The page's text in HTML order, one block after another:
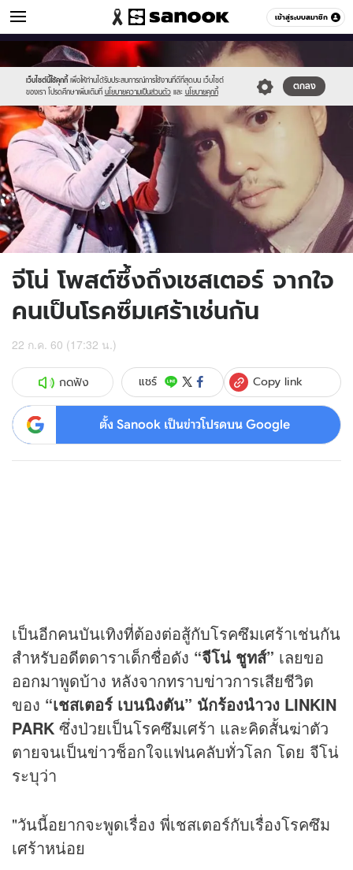
เข้าสู่ระบบสมาชิก
ข่าวบันเทิง หมวดอื่นๆ
เว็บไซต์นี้ใช้คุกกี้ เพื่อให้ท่านได้รับประสบการณ์การใช้งานที่ดีที่สุดบน เว็บไซต์
ของเรา โปรดศึกษาเพิ่มเติมที่ นโยบายความเป็นส่วนตัว และ นโยบายคุกกี้
ตกลง
Sanook
//s.isanook.com/sr/0/images/logo-
new-
sanook.png
600
//s.isanook.com/ns/0/ud/572/2863834/12.jpg
จีโน่ โพสต์ซึ้งถึงเชสเตอร์ จากใจ
คนเป็นโรคซึมเศร้าเช่นกัน
22 ก.ค. 60 (17:32 น.)
กดฟัง แชร์ Copy link
ตั้ง Sanook เป็นข่าวโปรดบน Google
เป็นอีกคนบันเทิงที่ต้องต่อสู้กับโรคซึมเศร้าเช่นกัน
สำหรับอดีตดาราเด็กชื่อดัง “จีโน่ ชูทส์” เลยขอ
ออกมาพูดบ้าง หลังจากทราบข่าวการเสียชีวิต
ของ “เชสเตอร์ เบนนิงตัน” นักร้องนำวง LINKIN
PARK ซึ่งป่วยเป็นโรคซึมเศร้า และคิดสั้นฆ่าตัว
ตายจนเป็นข่าวช็อกใจแฟนคลับทั่วโลก โดย จีโน่
ระบุว่า
"วันนี้อยากจะพูดเรื่อง พี่เชสเตอร์กับเรื่องโรคซึม
เศร้าหน่อย